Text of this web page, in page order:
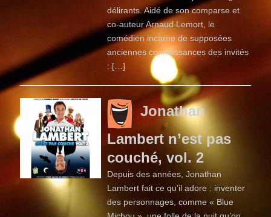
délirants. Aidé de son comparse et
co-auteur Arnaud Lemort, le
comédien incarne de supposées
anciennes connaissances des invités
: […]
Jonathan
Lambert n’est pas
couché, vol. 2
Depuis des années, Jonathan
Lambert fait ce qu’il adore : inventer
des personnages, comme « Blue